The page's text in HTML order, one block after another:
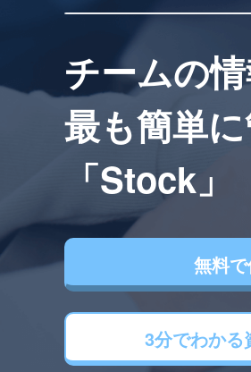
チームの情
最も簡単に
「Stock」
無料
3分でわかる